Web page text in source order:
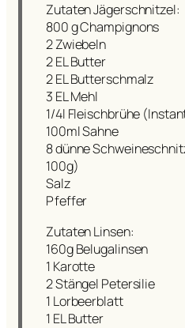
Zutaten Jägerschnitzel:
800 g Champignons
2 Zwiebeln
2 EL Butter
2 EL Butterschmalz
3 EL Mehl
1/4l Fleischbrühe
100ml Sahne
8 dünne
100g)
Salz
Pfeffer
Zutaten Linsen:
160g Belugalinsen
1 Karotte
2 Stängel Petersilie
1 Lorbeerblatt
1 EL Butter